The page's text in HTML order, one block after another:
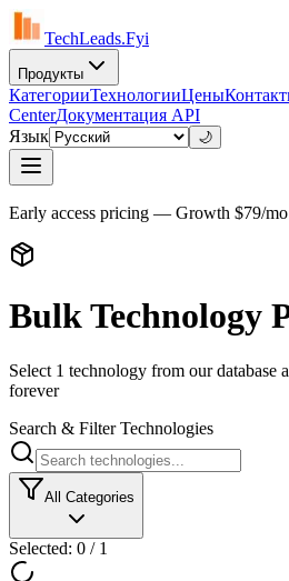
TechLeads.Fyi
Продукты
КатегорииТехнологииЦены
CenterДокументация API
Язык
🌙
Early access pricing — Growth $79/
Bulk Technology
Select 1 technology from our database
forever
Search & Filter Technologies
All Categories
Selected: 0 / 1